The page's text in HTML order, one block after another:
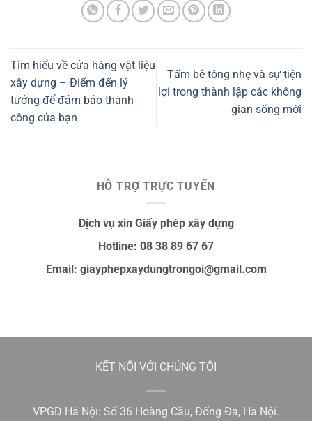
Tìm hiểu về cửa hàng vật liệu
xây dựng – Điểm đến lý
tưởng để đảm bảo thành
công của bạn
Tấm bê tông nhẹ và sự tiện
lợi trong thành lập các không
gian sống mới
HỖ TRỢ TRỰC TUYẾN
Dịch vụ xin Giấy phép xây dựng
Hotline: 08 38 89 67 67
Email: giayphepxaydungtrongoi@gmail.com
KẾT NỐI VỚI CHÚNG TÔI
VPGD Hà Nội: Số 36 Hoàng Cầu, Đống Đa, Hà Nội.